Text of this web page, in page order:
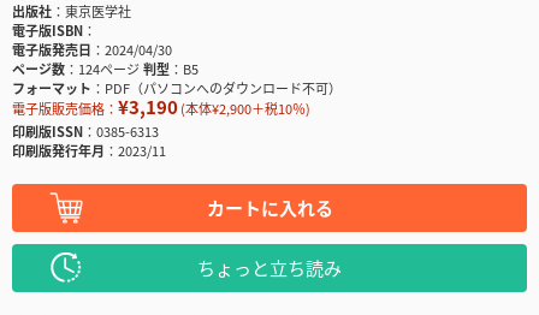
出版社
東京医学社
電子版ISBN
電子版発売日
2024/04/30
ページ数
124ページ判型
B5
フォーマット
PDF（パソコンへのダウンロード不可）
電子版販売価格： ¥3,190(本体¥2,900＋税10％)
印刷版ISSN
0385-6313
印刷版発行年月
2023/11
カートに入れる
ちょっと立ち読み